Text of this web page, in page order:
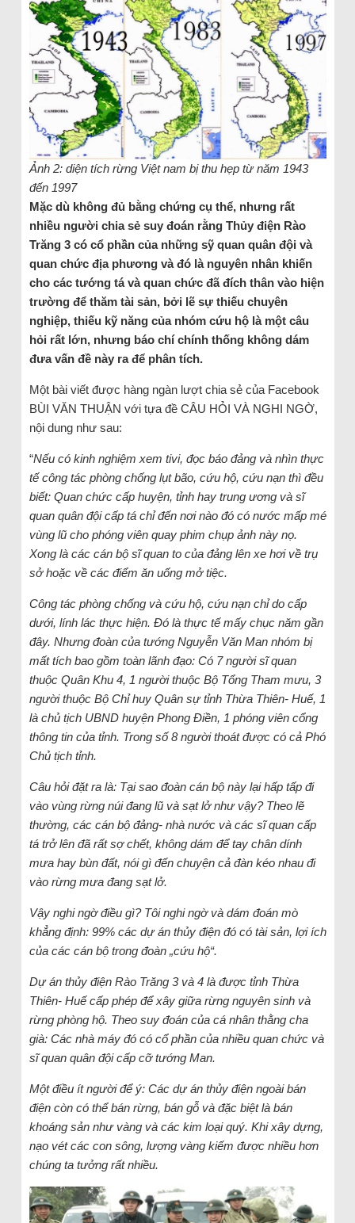
Ảnh 2: diện tích rừng Việt nam bị thu hẹp từ năm 1943
đến 1997
Mặc dù không đủ bằng chứng cụ thể, nhưng rất
nhiều người chia sẻ suy đoán rằng Thủy điện Rào
Trăng 3 có cổ phần của những sỹ quan quân đội và
quan chức địa phương và đó là nguyên nhân khiến
cho các tướng tá và quan chức đã đích thân vào hiện
trường để thăm tài sản, bởi lẽ sự thiếu chuyên
nghiệp, thiếu kỹ năng của nhóm cứu hộ là một câu
hỏi rất lớn, nhưng báo chí chính thống không dám
đưa vấn đề này ra để phân tích.
Một bài viết được hàng ngàn lượt chia sẻ của Facebook
BÙI VĂN THUẬN với tựa đề CÂU HỎI VÀ NGHI NGỜ,
nội dung như sau:
“Nếu có kinh nghiệm xem tivi, đọc báo đảng và nhìn thực
tế công tác phòng chống lụt bão, cứu hộ, cứu nạn thì đều
biết: Quan chức cấp huyện, tỉnh hay trung ương và sĩ
quan quân đội cấp tá chỉ đến nơi nào đó có nước mấp mé
vùng lũ cho phóng viên quay phim chụp ảnh này nọ.
Xong là các cán bộ sĩ quan to của đảng lên xe hơi về trụ
sở hoặc về các điểm ăn uống mở tiệc.
Công tác phòng chống và cứu hộ, cứu nạn chỉ do cấp
dưới, lính lác thực hiện. Đó là thực tế mấy chục năm gần
đây. Nhưng đoàn của tướng Nguyễn Văn Man nhóm bị
mất tích bao gồm toàn lãnh đạo: Có 7 người sĩ quan
thuộc Quân Khu 4, 1 người thuộc Bộ Tổng Tham mưu, 3
người thuộc Bộ Chỉ huy Quân sự tỉnh Thừa Thiên- Huế, 1
là chủ tịch UBND huyện Phong Điền, 1 phóng viên cổng
thông tin của tỉnh. Trong số 8 người thoát được có cả Phó
Chủ tịch tỉnh.
Câu hỏi đặt ra là: Tại sao đoàn cán bộ này lại hấp tấp đi
vào vùng rừng núi đang lũ và sạt lở như vậy? Theo lẽ
thường, các cán bộ đảng- nhà nước và các sĩ quan cấp
tá trở lên đã rất sợ chết, không dám để tay chân dính
mưa hay bùn đất, nói gì đến chuyện cả đàn kéo nhau đi
vào rừng mưa đang sạt lở.
Vậy nghi ngờ điều gì? Tôi nghi ngờ và dám đoán mò
khẳng định: 99% các dự án thủy điện đó có tài sản, lợi ích
của các cán bộ trong đoàn „cứu hộ“.
Dự án thủy điện Rào Trăng 3 và 4 là được tỉnh Thừa
Thiên- Huế cấp phép để xây giữa rừng nguyên sinh và
rừng phòng hộ. Theo suy đoán của cá nhân thằng cha
già: Các nhà máy đó có cổ phần của nhiều quan chức và
sĩ quan quân đội cấp cỡ tướng Man.
Một điều ít người để ý: Các dự án thủy điện ngoài bán
điện còn có thể bán rừng, bán gỗ và đặc biệt là bán
khoáng sản như vàng và các kim loại quý. Khi xây dựng,
nạo vét các con sông, lượng vàng kiếm được nhiều hơn
chúng ta tưởng rất nhiều.